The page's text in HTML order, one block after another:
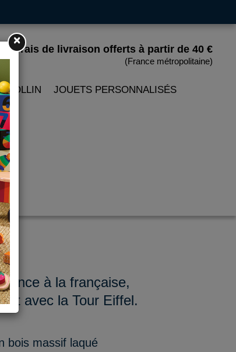
Frais de livraison offerts à partir de 40 €
(France métropolitaine)
JOUETS PERSONNALISÉS
à la française,
avec la Tour Eiffel.
bois massif laqué
×